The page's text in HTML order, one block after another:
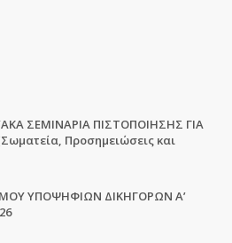
ΣΕΜΙΝΑΡΙΑ ΠΙΣΤΟΠΟΙΗΣΗΣ ΓΙΑ
Προσημειώσεις και
ΥΠΟΨΗΦΙΩΝ ΔΙΚΗΓΟΡΩΝ Α’